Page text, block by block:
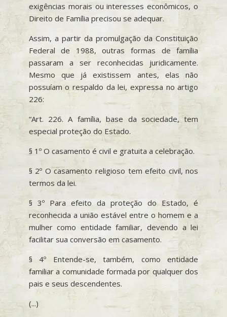
exigências morais ou interesses econômicos, o
Direito de Família precisou se adequar.
Assim, a partir da promulgação da Constituição
Federal de 1988, outras formas de família
passaram a ser reconhecidas juridicamente.
Mesmo que já existissem antes, elas não
possuíam o respaldo da lei, expressa no artigo
226:
“Art. 226. A família, base da sociedade, tem
especial proteção do Estado.
§ 1º O casamento é civil e gratuita a celebração.
§ 2º O casamento religioso tem efeito civil, nos
termos da lei.
§ 3º Para efeito da proteção do Estado, é
reconhecida a união estável entre o homem e a
mulher como entidade familiar, devendo a lei
facilitar sua conversão em casamento.
§ 4º Entende-se, também, como entidade
familiar a comunidade formada por qualquer dos
pais e seus descendentes.
(...)